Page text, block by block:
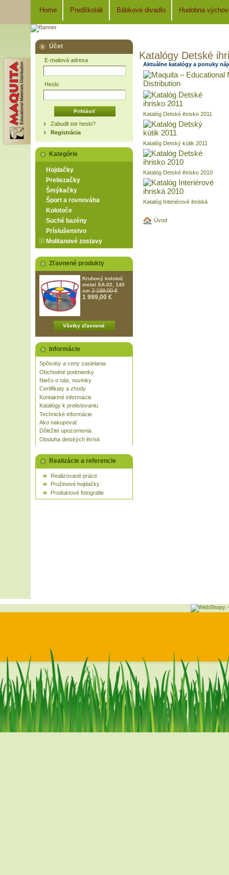
Home Predškolák Bábkové divadlo Hudobna
Účet
E-mailová adresa
Heslo
Zabudli ste heslo?
Registrácia
Kategórie
Hojdačky
Preliezačky
Šmýkačky
Šport a rovnováha
Kolotoče
Suché bazény
Príslušenstvo
Molitanové zostavy
Zľavnené produkty
Kruhový kolotoč
metal SA-02, 140
cm 2 199,00 €
1 999,00 €
Všetky zľavnené
Informácie
Spôsoby a ceny zasielania
Obchodné podmienky
Niečo o nás, novinky
Certifikaty a zhody
Kontaktné informácie
Katalógy k prelistovaniu
Technické informácie
Ako nakupovať
Dôležité upozornenia
Obsluha detských ihrísk
Realizácie a referencie
Realizované práce
Pružinové hojdačky
Produktové fotografie
Katalógy Detské
Aktuálne katalógy a ponuky
Katalóg Detské ihrisko 2011
Katalóg Detský kútik 2011
Katalóg Detské ihrisko 2010
Katalóg Interiérové ihriská
Úvod